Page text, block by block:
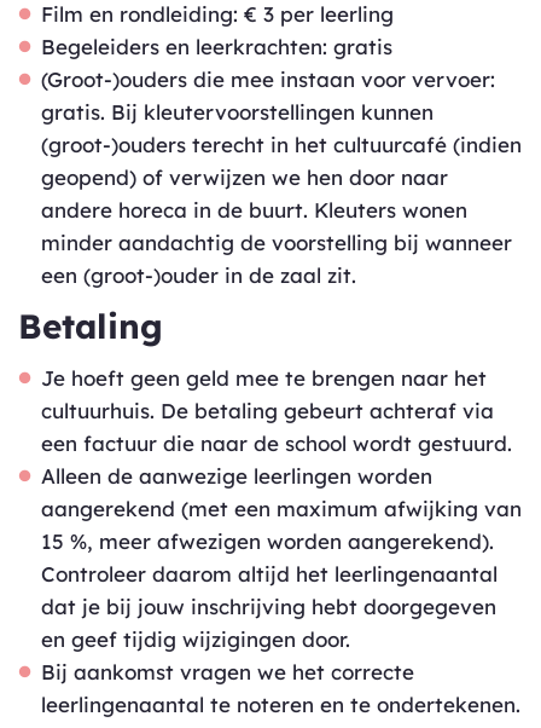
Film en rondleiding: € 3 per leerling
Begeleiders en leerkrachten: gratis
(Groot-)ouders die mee instaan voor vervoer:
gratis. Bij kleutervoorstellingen kunnen
(groot-)ouders terecht in het cultuurcafé (indien
geopend) of verwijzen we hen door naar
andere horeca in de buurt. Kleuters wonen
minder aandachtig de voorstelling bij wanneer
een (groot-)ouder in de zaal zit.
Betaling
Je hoeft geen geld mee te brengen naar het
cultuurhuis. De betaling gebeurt achteraf via
een factuur die naar de school wordt gestuurd.
Alleen de aanwezige leerlingen worden
aangerekend (met een maximum afwijking van
15 %, meer afwezigen worden aangerekend).
Controleer daarom altijd het leerlingenaantal
dat je bij jouw inschrijving hebt doorgegeven
en geef tijdig wijzigingen door.
Bij aankomst vragen we het correcte
leerlingenaantal te noteren en te ondertekenen.